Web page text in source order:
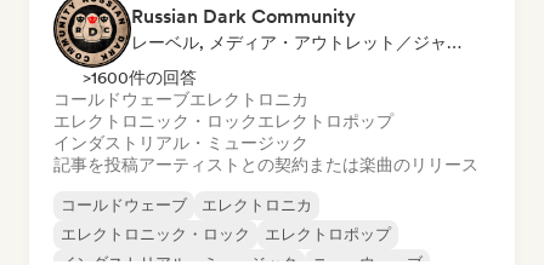
Russian Dark Community
レーベル, メディア・アウトレット／ジャーナリスト
>1600件の回答
コールドウェーブエレクトロニカ
エレクトロニック・ロックエレクトロポップ
インダストリアル・ミュージック
記事を投稿アーティストとの契約または楽曲のリリース
コールドウェーブ
エレクトロニカ
エレクトロニック・ロック
エレクトロポップ